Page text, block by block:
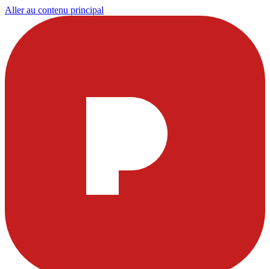
Aller au contenu principal